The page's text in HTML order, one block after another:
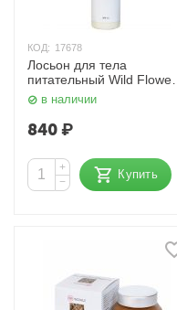
КОД: 17678
Лосьон для тела
питательный Wild Flowers
200 мл. Indiale
в наличии
840₽
+
−
Купить